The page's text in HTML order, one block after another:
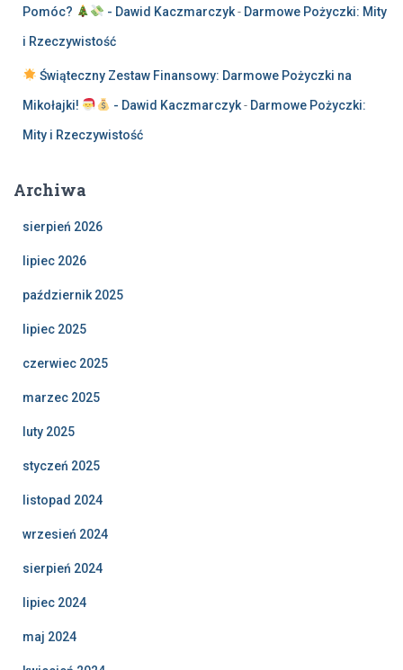
Pomóc? - Dawid Kaczmarczyk- Darmowe Pożyczki: Mity
i Rzeczywistość
Świąteczny Zestaw Finansowy: Darmowe Pożyczki na
Mikołajki! - Dawid Kaczmarczyk- Darmowe Pożyczki:
Mity i Rzeczywistość
Archiwa
sierpień 2026
lipiec 2026
październik 2025
lipiec 2025
czerwiec 2025
marzec 2025
luty 2025
styczeń 2025
listopad 2024
wrzesień 2024
sierpień 2024
lipiec 2024
maj 2024